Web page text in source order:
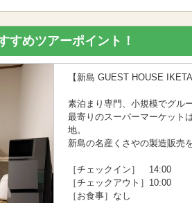
すめツアーポイント！
【新島 GUEST HOUSE IKETA
素泊まり専門、小規模でグル
最寄りのスーパーマーケット
地。
新島の名産くさやの製造販売
［チェックイン］ 14:00
［チェックアウト］10:00
［お食事］なし